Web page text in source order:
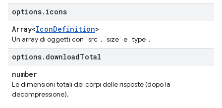
options. icons
Array<IconDefinition>
Un array di oggetti con `src`, `size` e `type`.
options. downloadTotal
number
Le dimensioni totali dei corpi delle risposte (dopo la
decompressione).